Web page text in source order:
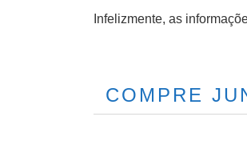
Infelizmente, as
COMPRE